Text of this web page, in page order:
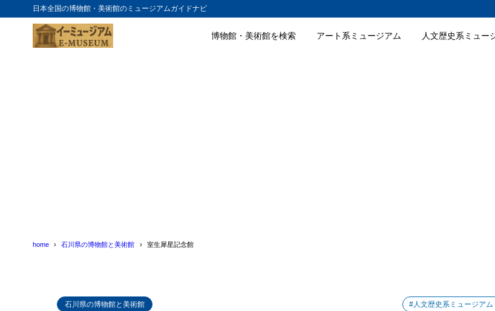
日本全国の博物館・美術館のミュージアムガイドナビ
博物館・美術館を検索 アート系ミュージアム 人文歴史系ミュー
home 石川県の博物館と美術館 室生犀星記念館
石川県の博物館と美術館 #人文歴史系ミュージアム
目次